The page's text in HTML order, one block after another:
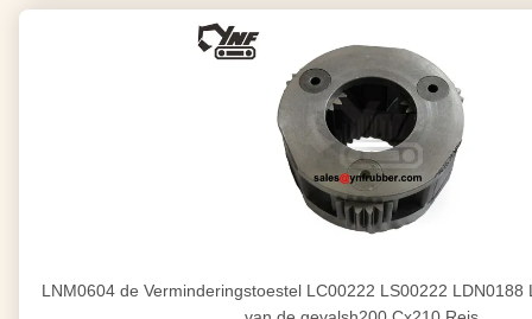
LNM0604 de Verminderingstoestel LC00222 LS00222 LDN0188